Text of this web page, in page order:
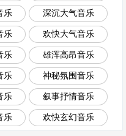
乐 深沉大气音乐
乐 欢快大气音乐
乐 雄浑高昂音乐
乐 神秘氛围音乐
乐 叙事抒情音乐
乐 欢快玄幻音乐